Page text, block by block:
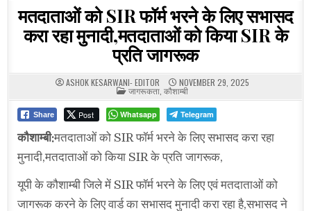
मतदाताओं को SIR फॉर्म भरने के लिए सभासद
करा रहा मुनादी,मतदाताओं को किया SIR के
प्रति जागरूक
ASHOK KESARWANI- EDITOR NOVEMBER 29, 2025
POSTED
IN
जागरूकता, कौशाम्बी
Share Post Whatsapp Telegram
कौशाम्बी:मतदाताओं को SIR फॉर्म भरने के लिए सभासद करा रहा
मुनादी,मतदाताओं को किया SIR के प्रति जागरूक,
यूपी के कौशाम्बी जिले में SIR फॉर्म भरने के लिए एवं मतदाताओं को
जागरूक करने के लिए वार्ड का सभासद मुनादी करा रहा है,सभासद ने